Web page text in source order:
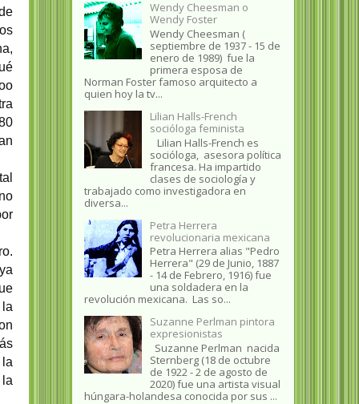
Wendy Cheesman o
Wendy Foster
Wendy Cheesman (
septiembre de 1937 - 15 de
enero de 1989) fue la
primera esposa de
Norman Foster famoso arquitecto a
quien hoy la tv...
Lilian Halls-French
socióloga feminista
Lilian Halls-French es
socióloga, asesora política
francesa. Ha impartido
clases de sociología y
trabajado como investigadora en
diversa...
Petra Herrera
revolucionaria mexicana
Petra Herrera alias "Pedro
Herrera" (29 de Junio, 1887
- 14 de Febrero, 1916) fue
una soldadera en la
revolución mexicana. Las so...
Suzanne Perlman pintora
expresionistas
Suzanne Perlman nacida
Sternberg (18 de octubre
de 1922 - 2 de agosto de
2020) fue una artista visual
húngara-holandesa conocida por sus ...